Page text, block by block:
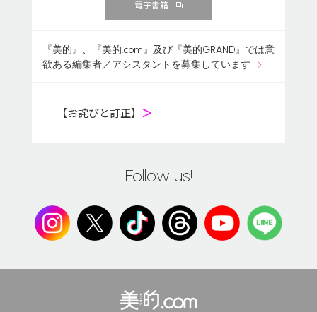
電子書籍
『美的』、『美的.com』及び『美的GRAND』では意
欲ある編集者／アシスタントを募集しています
【お詫びと訂正】 ＞
Follow us!